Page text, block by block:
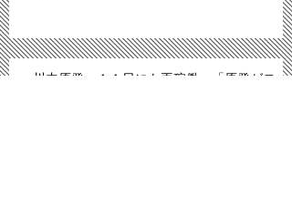
川内原発、１１日にも再稼働＝「原発ゼロ」